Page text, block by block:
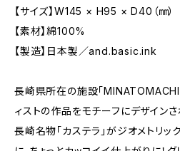
【サイズ】W145 × H95 × D40（㎜）
【素材】綿100%
【製造】日本製／and.basic.ink
長崎県所在の施設「
ィストの作品をモチーフにデザイン
長崎名物「カステラ」がジオメトリ